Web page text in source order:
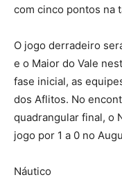
com cinco pontos na
O jogo derradeiro
e o Maior do Vale
fase inicial, as
dos Aflitos. No
quadrangular final, o
jogo por 1 a 0 no
Náutico